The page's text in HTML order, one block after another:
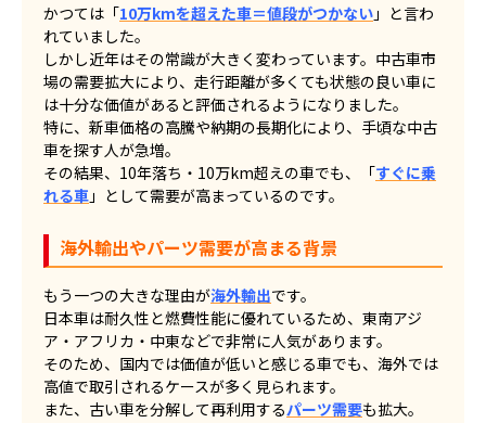
かつては「10万kmを超えた車＝値段がつかない 」と言わ
れていました。
しかし近年はその常識が大きく変わっています。中古車市
場の需要拡大により、走行距離が多くても状態の良い車に
は十分な価値があると評価されるようになりました。
特に、新車価格の高騰や納期の長期化により、手頃な中古
車を探す人が急増。
その結果、10年落ち・10万km超えの車でも、「すぐに乗
れる車 」として需要が高まっているのです。
海外輸出やパーツ需要が高まる背景
もう一つの大きな理由が海外輸出です。
日本車は耐久性と燃費性能に優れているため、東南アジ
ア・アフリカ・中東などで非常に人気があります。
そのため、国内では価値が低いと感じる車でも、海外では
高値で取引されるケースが多く見られます。
また、古い車を分解して再利用するパーツ需要も拡大。